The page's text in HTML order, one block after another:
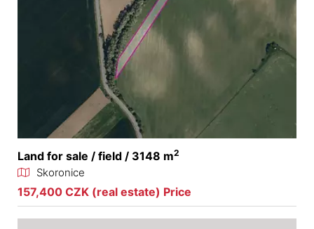
Land for sale / field / 3148 m2
Skoronice
157,400 CZK (real estate) Price